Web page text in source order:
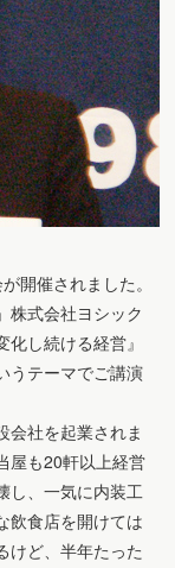
開催されました。
株式会社ヨシック
し続ける経営』
うテーマでご講演
会社を起業されま
屋も20軒以上経営
し、一気に内装工
飲食店を開けては
けど、半年たった